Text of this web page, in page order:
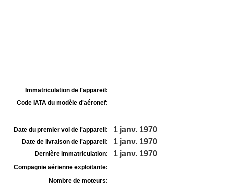
Immatriculation de l'appareil:
Code IATA du modèle d'aéronef:
Date du premier vol de l'appareil: 1 janv. 1970
Date de livraison de l'appareil: 1 janv. 1970
Dernière immatriculation: 1 janv. 1970
Compagnie aérienne exploitante:
Nombre de moteurs: